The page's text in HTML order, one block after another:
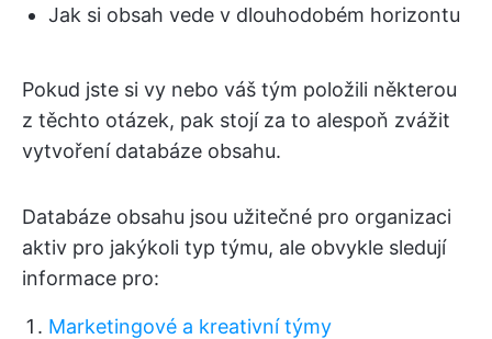
Jak si obsah vede v dlouhodobém horizontu
Pokud jste si vy nebo váš tým položili některou
z těchto otázek, pak stojí za to alespoň zvážit
vytvoření databáze obsahu.
Databáze obsahu jsou užitečné pro organizaci
aktiv pro jakýkoli typ týmu, ale obvykle sledují
informace pro:
Marketingové a kreativní týmy